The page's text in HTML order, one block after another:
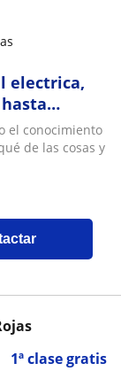
electrica,
el conocimiento
de las cosas y
1ª clase gratis